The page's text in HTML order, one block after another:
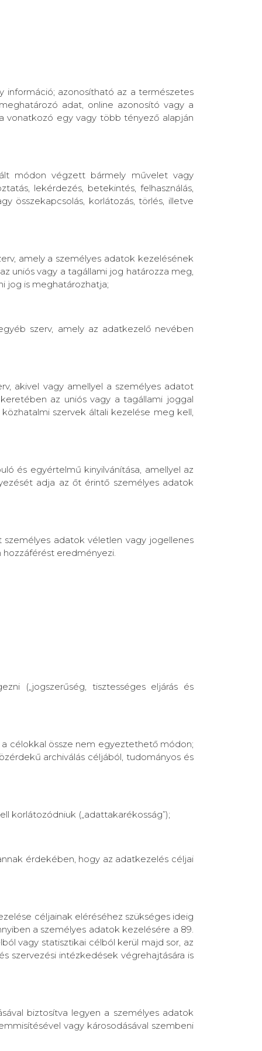
információ; azonosítható az a természetes
adat, online azonosító vagy a
vonatkozó egy vagy több tényező alapján
módon végzett bármely művelet vagy
lekérdezés, betekintés, felhasználás,
összekapcsolás, korlátozás, törlés, illetve
amely a személyes adatok kezelésének
uniós vagy a tagállami jog határozza meg,
jog is meghatározhatja;
szerv, amely az adatkezelő nevében
akivel vagy amellyel a személyes adatot
az uniós vagy a tagállami joggal
szervek általi kezelése meg kell,
és egyértelmű kinyilvánítása, amellyel az
adja az őt érintő személyes adatok
személyes adatok véletlen vagy jogellenes
eredményezi.
(„jogszerűség, tisztességes eljárás és
célokkal össze nem egyeztethető módon;
archiválás céljából, tudományos és
korlátozódniuk („adattakarékosság”);
érdekében, hogy az adatkezelés céljai
céljainak eléréséhez szükséges ideig
a személyes adatok kezelésére a 89.
vagy statisztikai célból kerül majd sor, az
szervezési intézkedések végrehajtására is
biztosítva legyen a személyes adatok
vagy károsodásával szembeni